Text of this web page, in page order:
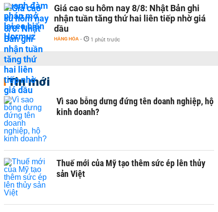
Giá cao su hôm nay 8/8: Nhật Bản ghi
nhận tuần tăng thứ hai liên tiếp nhờ giá
dầu
HÀNG HÓA - 1 phút trước
Tin mới
Vì sao bỗng dưng đứng tên doanh nghiệp, hộ
kinh doanh?
Thuế mới của Mỹ tạo thêm sức ép lên thủy
sản Việt